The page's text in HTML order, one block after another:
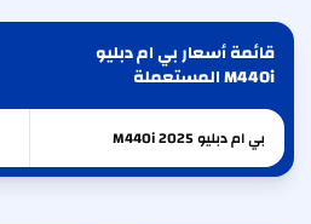
قائمة أسعار بي ام دبليو
M440i المستعملة
بي ام دبليو M440i2025